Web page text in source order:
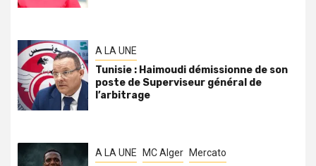
A LA UNE
Tunisie : Haimoudi démissionne de son
poste de Superviseur général de
l’arbitrage
A LA UNE MC Alger Mercato